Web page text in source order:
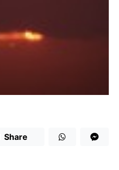
Share